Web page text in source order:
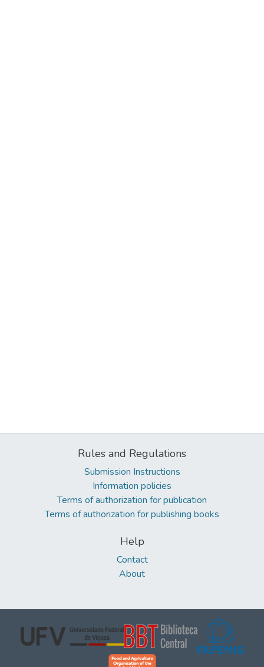
Rules and Regulations
Submission Instructions
Information policies
Terms of authorization for publication
Terms of authorization for publishing books
Help
Contact
About